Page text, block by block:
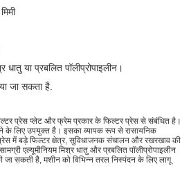
धातु या प्रबलित पॉलीप्रोपाइलीन।
जा सकता है.
प्रेस प्लेट और फ्रेम प्रकार के फिल्टर प्रेस से संबंधित है।
लिए उपयुक्त है। इसका व्यापक रूप से रासायनिक
में बड़े फिल्टर क्षेत्र, सुविधाजनक संचालन और रखरखाव की
एल्यूमीनियम मिश्र धातु और प्रबलित पॉलीप्रोपाइलीन
सकती है, मशीन को विभिन्न तरल निस्पंदन के लिए लागू